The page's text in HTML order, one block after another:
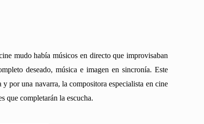
mudo había músicos en directo que improvisaban
deseado, música e imagen en sincronía. Este
por una navarra, la compositora especialista en cine
que completarán la escucha.